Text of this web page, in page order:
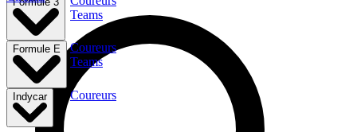
Teams
Formule E
Coureurs
Teams
Indycar Coureurs